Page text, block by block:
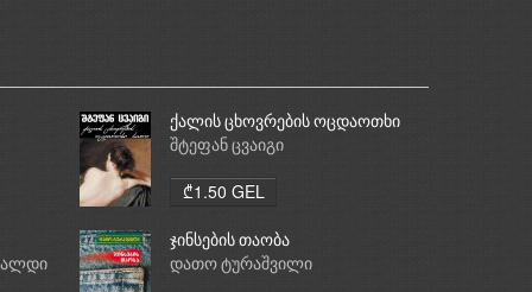
ქალის ცხოვრების ოცდაოთხი
საათი
შტეფან ცვაიგი
₾1.50 GEL
ჯინსების თაობა
დათო ტურაშვილი